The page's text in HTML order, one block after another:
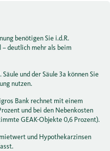
benötigen Sie i.d.R.
deutlich mehr als beim
Säule und der Säule 3a können Sie
nutzen.
Bank rechnet mit einem
und bei den Nebenkosten
GEAK-Objekte 0,6 Prozent).
und Hypothekarzinsen